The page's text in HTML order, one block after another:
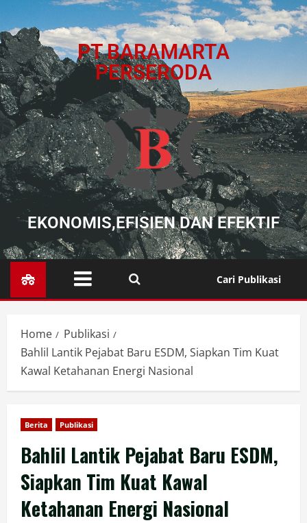
PT BARAMARTA
PERSERODA
EKONOMIS,EFISIEN DAN EFEKTIF
Cari Publikasi
Home
Publikasi
Bahlil Lantik Pejabat Baru ESDM, Siapkan Tim Kuat
Kawal Ketahanan Energi Nasional
Berita Publikasi
Bahlil Lantik Pejabat Baru ESDM,
Siapkan Tim Kuat Kawal
Ketahanan Energi Nasional